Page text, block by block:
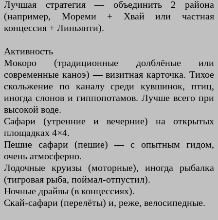
Лучшая стратегия — объединить 2 района
(например, Мореми + Хвай или частная
концессия + Линьянти).
Активность
Мокоро (традиционные долблёные или
современные каноэ) — визитная карточка. Тихое
скольжение по каналу среди кувшинок, птиц,
иногда слонов и гиппопотамов. Лучше всего при
высокой воде.
Сафари (утренние и вечерние) на открытых
площадках 4×4.
Пешие сафари (пешие) — с опытным гидом,
очень атмосферно.
Лодочные круизы (моторные), иногда рыбалка
(тигровая рыба, поймал-отпустил).
Ночные драйвы (в концессиях).
Скай-сафари (перелёты) и, реже, велосипедные.